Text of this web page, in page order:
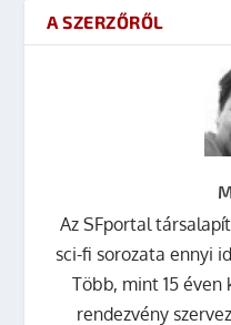
A SZERZŐRŐL
Az SFportal
sci-fi sorozata ennyi
Több, mint 15 éven
rendezvény